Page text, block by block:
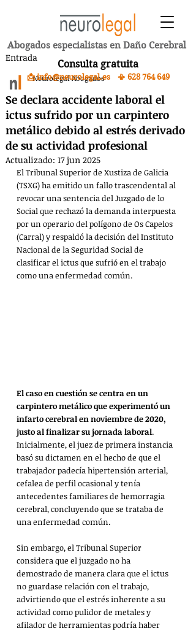
Abogados especialistas en Daño Cerebral
Consulta gratuita
📩 info@neurolegal.es 📳 628 764 649
Entrada
Se declara accidente laboral el
ictus sufrido por un carpintero
metálico debido al estrés derivado
de su actividad profesional
Neurolegal Abogados
Actualizado: 17 jun 2025
El Tribunal Superior de Xustiza de Galicia
(TSXG) ha emitido un fallo trascendental al
revocar una sentencia del Juzgado de lo
Social que rechazó la demanda interpuesta
por un operario del polígono de Os Capelos
(Carral) y respaldó la decisión del Instituto
Nacional de la Seguridad Social de
clasificar el ictus que sufrió en el trabajo
como una enfermedad común.
El caso en cuestión se centra en un
carpintero metálico que experimentó un
infarto cerebral en noviembre de 2020,
justo al finalizar su jornada laboral.
Inicialmente, el juez de primera instancia
basó su dictamen en el hecho de que el
trabajador padecía hipertensión arterial,
cefalea de perfil ocasional y tenía
antecedentes familiares de hemorragia
cerebral, concluyendo que se trataba de
una enfermedad común.
Sin embargo, el Tribunal Superior
considera que el juzgado no ha
demostrado de manera clara que el ictus
no guardase relación con el trabajo,
advirtiendo que el estrés inherente a su
actividad como pulidor de metales y
afilador de herramientas podría haber